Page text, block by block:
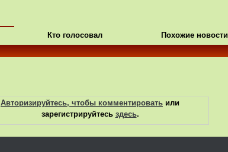
Кто голосовал Похожие новости
Авторизируйтесь, чтобы комментировать или
зарегистрируйтесь здесь.